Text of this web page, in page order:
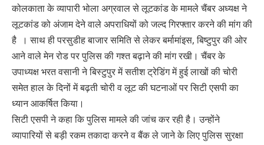
कोलकाता के व्यापारी भोला अग्रवाल से लूटकांड के मामले चैंबर अध्यक्ष ने
लूटकांड को अंजाम देने वाले अपराधियों को जल्द गिरफ्तार करने की मांग की
है । साथ ही परसुडीह बाजार समिति से लेकर बर्मामांइस, बिष्टुपुर की ओर
आने वाले मेन रोड पर पुलिस की गश्त बढ़ाने की मांग रखी। चैंबर के
उपाध्यक्ष भरत वसानी ने बिस्टुपुर में सतीश ट्रेडिंग में हुई लाखों की चोरी
समेत हाल के दिनों में बढ़ती चोरी व लूट की घटनाओं पर सिटी एसपी का
ध्यान आकर्षित किया।
सिटी एसपी ने कहा कि पुलिस मामले की जांच कर रही है। उन्होंने
व्यापारियों से बड़ी रकम तकादा करने व बैंक ले जाने के लिए पुलिस सुरक्षा